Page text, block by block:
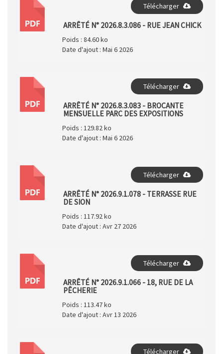
PDF
Télécharger
ARRÊTÉ N° 2026.8.3.086 - RUE JEAN CHICK
Poids : 84.60 ko
Date d'ajout : Mai 6 2026
PDF
Télécharger
ARRÊTÉ N° 2026.8.3.083 - BROCANTE
MENSUELLE PARC DES EXPOSITIONS
Poids : 129.82 ko
Date d'ajout : Mai 6 2026
PDF
Télécharger
ARRÊTÉ N° 2026.9.1.078 - TERRASSE RUE
DE SION
Poids : 117.92 ko
Date d'ajout : Avr 27 2026
PDF
Télécharger
ARRÊTÉ N° 2026.9.1.066 - 18, RUE DE LA
PÊCHERIE
Poids : 113.47 ko
Date d'ajout : Avr 13 2026
Télécharger